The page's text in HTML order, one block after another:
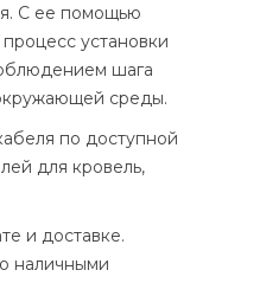
С ее помощью
установки
шага
среды.
по доступной
для кровель,
и доставке.
наличными